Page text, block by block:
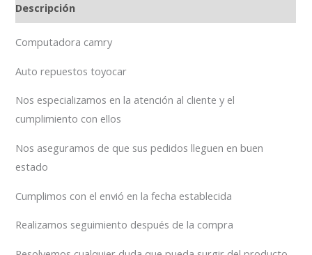
Descripción
Computadora camry
Auto repuestos toyocar
Nos especializamos en la atención al cliente y el
cumplimiento con ellos
Nos aseguramos de que sus pedidos lleguen en buen
estado
Cumplimos con el envió en la fecha establecida
Realizamos seguimiento después de la compra